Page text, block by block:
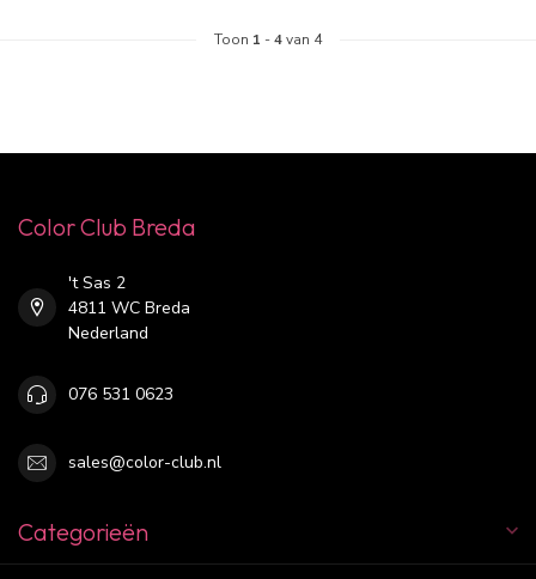
Toon 1 -4van 4
Color Club Breda
't Sas 2
4811 WC Breda
Nederland
076 531 0623
sales@color-club.nl
Categorieën